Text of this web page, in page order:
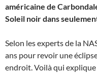
américaine de
Soleil noir dans
Selon les experts de la
ans pour revoir une
endroit. Voilà qui